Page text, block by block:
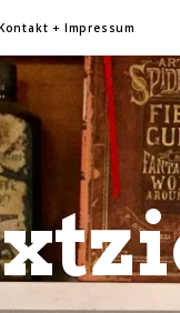
+ Impressum